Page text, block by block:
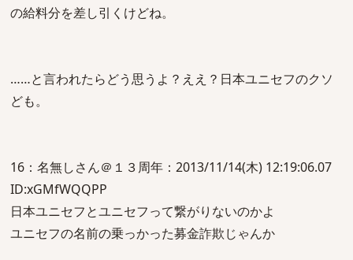
の給料分を差し引くけどね。
……と言われたらどう思うよ？ええ？日本ユニセフのクソ
ども。
16：名無しさん＠１３周年：2013/11/14(木) 12:19:06.07
ID:xGMfWQQPP
日本ユニセフとユニセフって繋がりないのかよ
ユニセフの名前の乗っかった募金詐欺じゃんか